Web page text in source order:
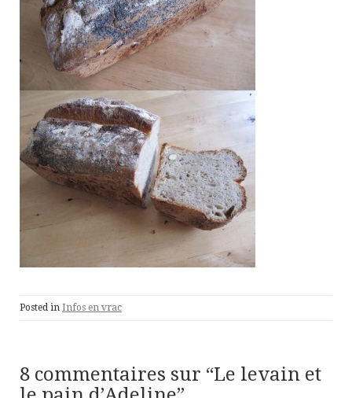
Posted in Infos en vrac
8 commentaires sur “Le levain et